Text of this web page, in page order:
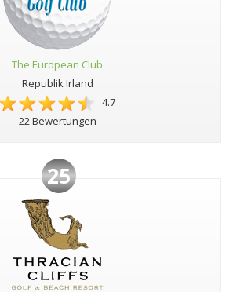
The European Club
Republik Irland
4.7
22 Bewertungen
25